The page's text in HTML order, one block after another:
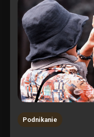
Podnikanie